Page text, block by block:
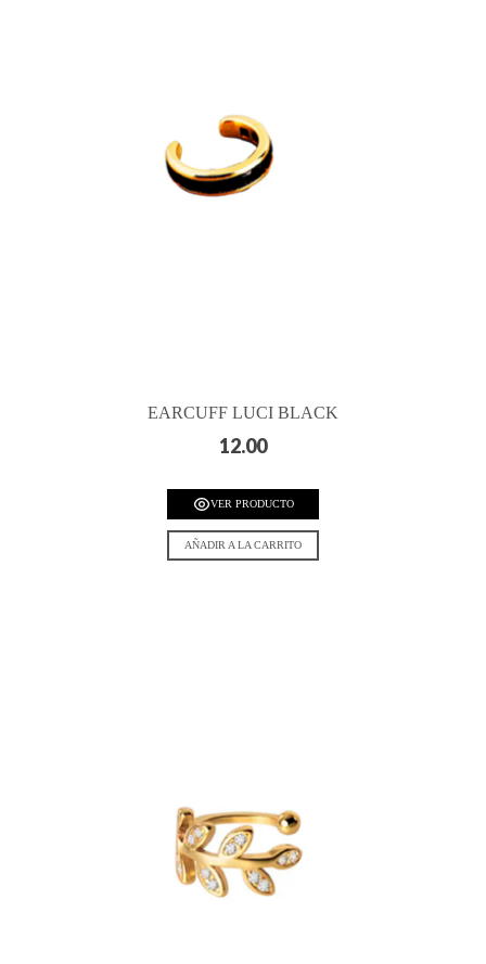
EARCUFF LUCI BLACK
12.00
VER PRODUCTO
AÑADIR A LA CARRITO